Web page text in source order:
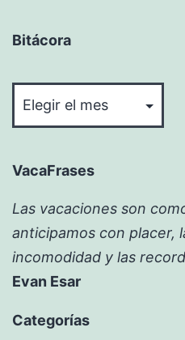
Bitácora
VacaFrases
Las vacaciones son
anticipamos con placer,
incomodidad y las
Evan Esar
Categorías